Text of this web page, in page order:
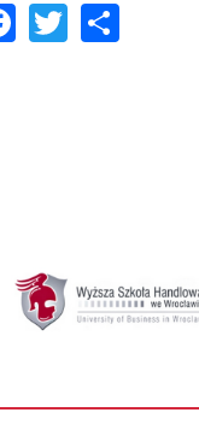
Facebook
Twitter